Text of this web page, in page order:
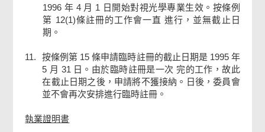
1996 年 4 月 1 日開始對視光學專業生效。按條例
第 12(1)條註冊的工作會一直 進行，並無截止日
期。
11.
按條例第 15 條申請臨時註冊的截止日期是 1995 年
5 月 31 日。由於臨時註冊是一次 完的工作，故此
在截止日期之後，申請將不獲接納。日後，委員會
並不會再次安排進行臨時註冊。
執業證明書